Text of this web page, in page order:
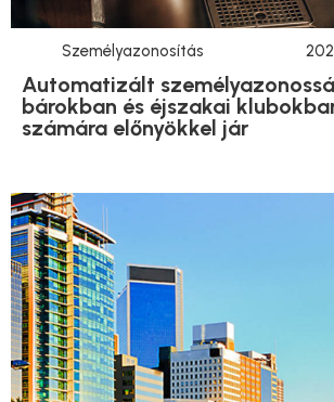
Személyazonosítás
Automatizált
bárokban és éjszakai
számára előnyökkel jár